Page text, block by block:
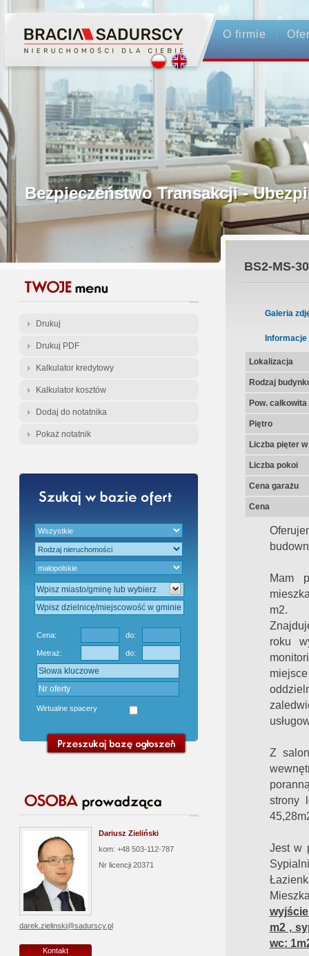
O firmie
Profesjonalne Pośrednictwo
Bezpieczeństwo Transakcji -
Licencjonowani Pośrednicy
Gwarancja Zwrotu Zadatku
Gratis - Przedwstępna Umowa
Drukuj
Drukuj PDF
Kalkulator kredytowy
Kalkulator kosztów
Dodaj do notatnika
Pokaż notatnik
Cena: do:
Metraż: do:
Wirtualne spacery
Dariusz Zieliński
kom: +48 503-112-787
Nr licencji 20371
darek.zielinski@sadurscy.pl
Kontakt
BS2-MS-
Galeria
Informacje
Lokalizacja
Rodzaj
Pow.
Piętro
Liczba pięter
Liczba pokoi
Cena garażu
Cena
Mam
m2.
roku
Z
strony
Jest w
m2 ,
wc: